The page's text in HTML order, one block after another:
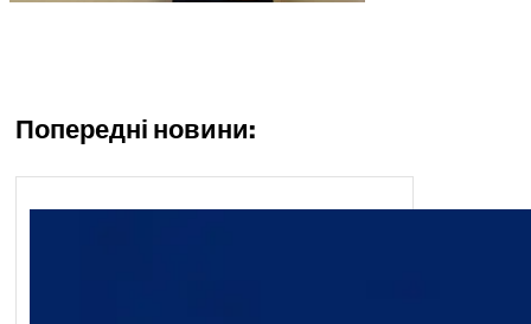
Попередні новини: